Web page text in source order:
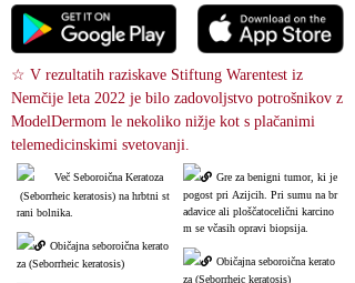
☆ V rezultatih raziskave Stiftung Warentest iz
Nemčije leta 2022 je bilo zadovoljstvo potrošnikov z
ModelDermom le nekoliko nižje kot s plačanimi
telemedicinskimi svetovanji.
Več Seboroična Keratoza
(Seborrheic keratosis) na hrbtni st
rani bolnika.
Običajna seboroična kerato
za (Seborrheic keratosis)
Gre za benigni tumor, ki je
pogost pri Azijcih. Pri sumu na br
adavice ali ploščatocelični karcino
m se včasih opravi biopsija.
Običajna seboroična kerato
za (Seborrheic keratosis)